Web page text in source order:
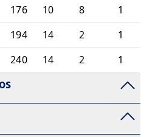
176 10 8 1
194 14 2 1
240 14 2 1